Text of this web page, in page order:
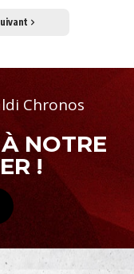
Chronos
NOTRE
!